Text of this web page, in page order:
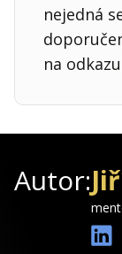
nejedná
na odkazu
Autor: